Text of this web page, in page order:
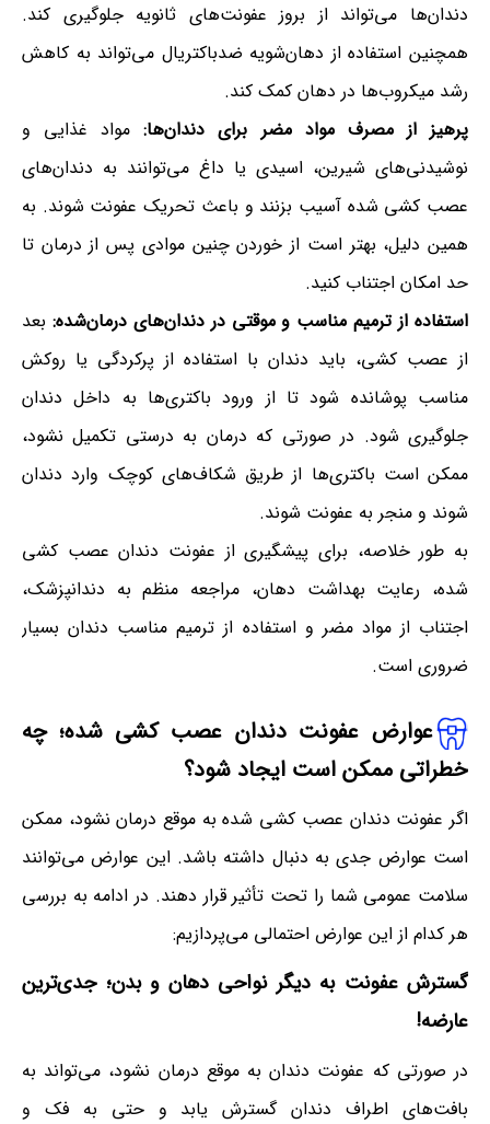
دندان‌ها می‌تواند از بروز عفونت‌های ثانویه جلوگیری کند.
همچنین استفاده از دهان‌شویه ضدباکتریال می‌تواند به کاهش
رشد میکروب‌ها در دهان کمک کند.
پرهیز از مصرف مواد مضر برای دندان‌ها:مواد غذایی و
نوشیدنی‌های شیرین، اسیدی یا داغ می‌توانند به دندان‌های
عصب کشی شده آسیب بزنند و باعث تحریک عفونت شوند. به
همین دلیل، بهتر است از خوردن چنین موادی پس از درمان تا
حد امکان اجتناب کنید.
استفاده از ترمیم مناسب و موقتی در دندان‌های درمان‌شده: بعد
از عصب کشی، باید دندان با استفاده از پرکردگی یا روکش
مناسب پوشانده شود تا از ورود باکتری‌ها به داخل دندان
جلوگیری شود. در صورتی که درمان به درستی تکمیل نشود،
ممکن است باکتری‌ها از طریق شکاف‌های کوچک وارد دندان
شوند و منجر به عفونت شوند.
به طور خلاصه، برای پیشگیری از عفونت دندان عصب کشی
شده، رعایت بهداشت دهان، مراجعه منظم به دندانپزشک،
اجتناب از مواد مضر و استفاده از ترمیم مناسب دندان بسیار
ضروری است.
عوارض عفونت دندان عصب کشی شده؛ چه
خطراتی ممکن است ایجاد شود؟
اگر عفونت دندان عصب کشی شده به موقع درمان نشود، ممکن
است عوارض جدی به دنبال داشته باشد. این عوارض می‌توانند
سلامت عمومی شما را تحت تأثیر قرار دهند. در ادامه به بررسی
هر کدام از این عوارض احتمالی می‌پردازیم:
گسترش عفونت به دیگر نواحی دهان و بدن؛ جدی‌ترین
عارضه!
در صورتی که عفونت دندان به موقع درمان نشود، می‌تواند به
بافت‌های اطراف دندان گسترش یابد و حتی به فک و